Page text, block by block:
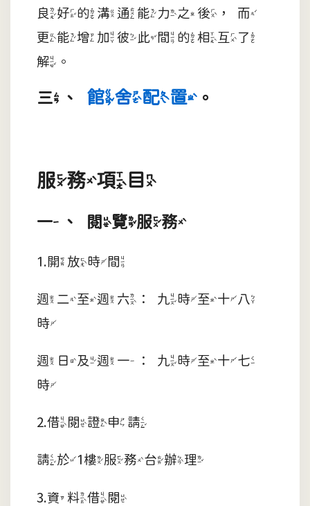
良好的溝通能力之後，而
更能增加彼此間的相互了
解。
三、 館舍配置 。
服務項目
一、閱覽服務
1.開放時間
週二至週六：九時至十八
時
週日及週一：九時至十七
時
2.借閱證申請
請於1樓服務台辦理
3.資料借閱